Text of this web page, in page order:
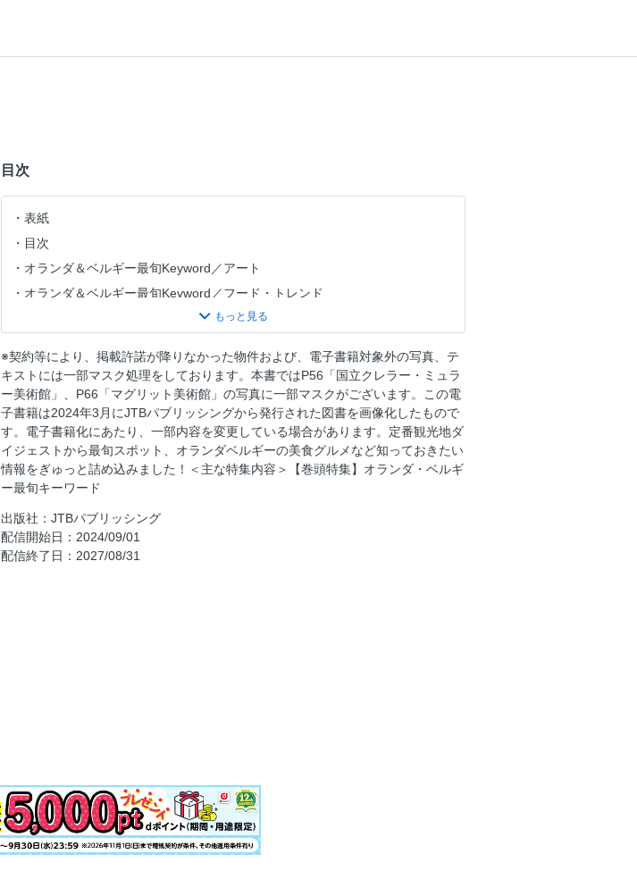
目次
表紙
目次
オランダ＆ベルギー最旬Keyword／アート
オランダ＆ベルギー最旬Keyword／フード・トレンド
オランダ＆ベルギー最旬Keyword／ルーフトップ
オランダ＆ベルギー最旬Keyword／サステナブル
オランダ ベルギー早わかり
オランダ ベルギー基本情報／シーズンカレンダー
オランダ ベルギー早わかり／あたらしい旅の渡航ガイド
オランダ・ベルギー全体
オランダ
オランダ／アムステルダム 基本情報／早わかり
オランダ／アムステルダム 基本情報／1泊2日王道プラン
オランダ／アムステルダム グルメ／カフェ
オランダ／アムステルダム ショッピング／9ストラーチェス
オランダ／アムステルダム ショッピング／€6以下のオランダみやげ
※契約等により、掲載許諾が降りなかった物件および、電子書籍対象外の写真、テ
キストには一部マスク処理をしております。本書ではP56「国立クレラー・ミュラ
ー美術館」、P66「マグリット美術館」の写真に一部マスクがございます。この電
子書籍は2024年3月にJTBパブリッシングから発行された図書を画像化したもので
す。電子書籍化にあたり、一部内容を変更している場合があります。定番観光地ダ
イジェストから最旬スポット、オランダベルギーの美食グルメなど知っておきたい
情報をぎゅっと詰め込みました！＜主な特集内容＞【巻頭特集】オランダ・ベルギ
ー最旬キーワード
出版社：JTBパブリッシング
配信開始日：2024/09/01
配信終了日：2027/08/31